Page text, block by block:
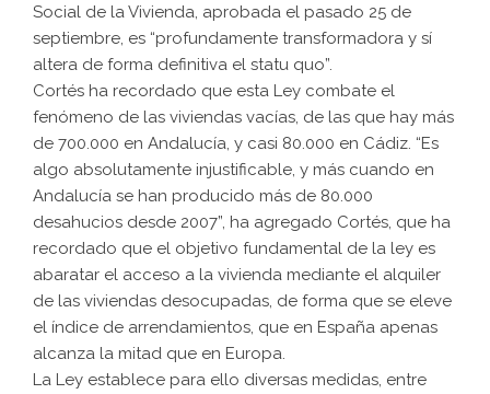
Social de la Vivienda, aprobada el pasado 25 de
septiembre, es “profundamente transformadora y sí
altera de forma definitiva el statu quo”.
Cortés ha recordado que esta Ley combate el
fenómeno de las viviendas vacías, de las que hay más
de 700.000 en Andalucía, y casi 80.000 en Cádiz. “Es
algo absolutamente injustificable, y más cuando en
Andalucía se han producido más de 80.000
desahucios desde 2007”, ha agregado Cortés, que ha
recordado que el objetivo fundamental de la ley es
abaratar el acceso a la vivienda mediante el alquiler
de las viviendas desocupadas, de forma que se eleve
el índice de arrendamientos, que en España apenas
alcanza la mitad que en Europa.
La Ley establece para ello diversas medidas, entre